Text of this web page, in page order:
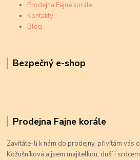
Prodejna Fajne korále
Kontakty
Blog
Bezpečný e-shop
Prodejna Fajne korále
Zavítáte-li k nám do prodejny, přivítám vás
Kožušníková a jsem majitelkou, duší i